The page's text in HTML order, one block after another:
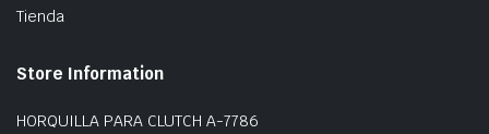
Tienda
Store Information
HORQUILLA PARA CLUTCH A-7786